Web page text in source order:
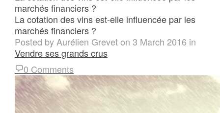
marchés financiers ?
La cotation des vins est-elle influencée par les
marchés financiers ?
Posted by Aurélien Greveton 3 March 2016 in
Vendre ses grands crus
0 Comments